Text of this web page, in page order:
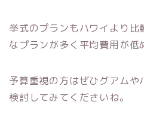
挙式のプランもハワイより比
なプランが多く平均費用が低
予算重視の方はぜひグアムや
検討してみてくださいね。